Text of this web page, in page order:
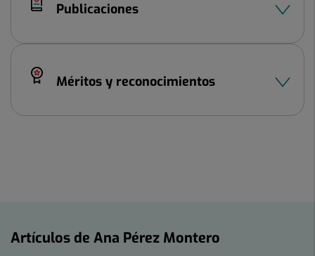
Publicaciones
Méritos y reconocimientos
Artículos de Ana Pérez Montero